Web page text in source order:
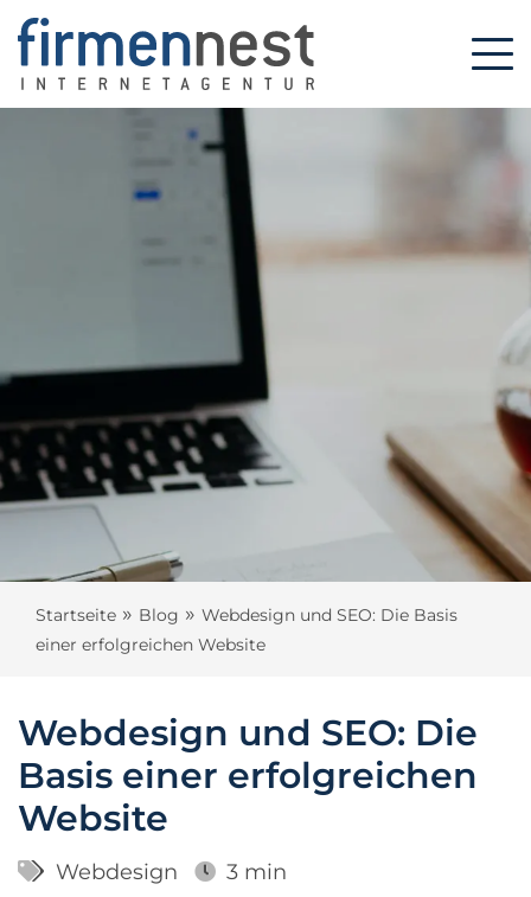
Startseite » Blog » Webdesign und SEO: Die Basis
einer erfolgreichen Website
Webdesign und SEO: Die
Basis einer erfolgreichen
Website
Webdesign 3 min